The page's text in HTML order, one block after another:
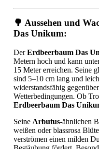
🌳 Aussehen und
Das Unikum:
DerErdbeerbaum Das
Metern hoch und kann
15 Meter erreichen. Seine
sind 5–10 cm lang und
widerstandsfähig
Wetterbedingungen. Ob
Erdbeerbaum Das
Seine Arbutus-ähnlichen
weißen oder blassrosa
verströmen einen milden